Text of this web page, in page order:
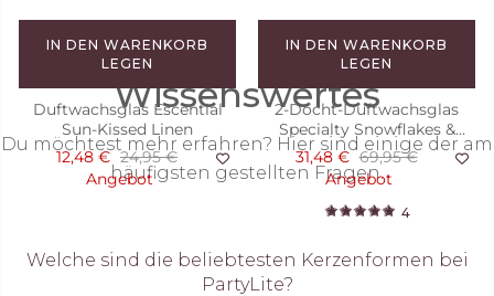
IN DEN WARENKORB
LEGEN
Duftwachsglas Escential
Sun-Kissed Linen
12,48 € 24,95 €
Angebot
IN DEN WARENKORB
LEGEN
2-Docht-Duftwachsglas
Specialty Snowflakes &
Cotton
31,48 € 69,95 €
Angebot
4
Wissenswertes
Du möchtest mehr erfahren? Hier sind einige der am
häufigsten gestellten Fragen.
Welche sind die beliebtesten Kerzenformen bei
PartyLite?